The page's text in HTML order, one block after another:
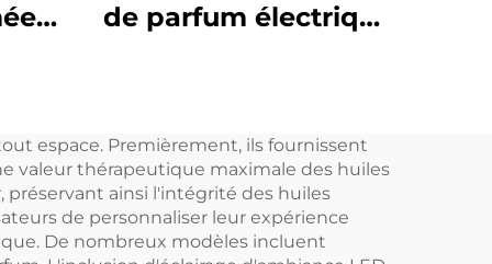
de parfum électrique
pour tour d'arômes
espace. Premièrement, ils fournissent
valeur thérapeutique maximale des huiles
préservant ainsi l'intégrité des huiles
de personnaliser leur expérience
De nombreux modèles incluent